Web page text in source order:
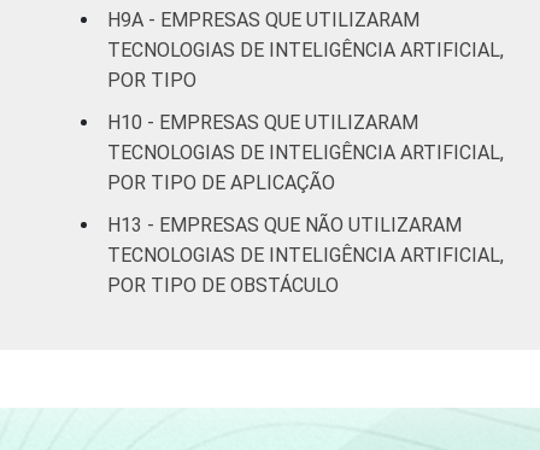
Estudos para o Desenvolvimento da
Sociedade da Informação (Cetic.br),
Pesquisa sobre o uso das tecnologias de
brasileiras - TIC Empresas 2023.
¹Este indicador foi coletado somente entre
as empresas que possuem área ou
departamento de TI. Para fins de divulgação,
são apresentados os resultados pelo total
de empresas.
H9A - EMPRESAS QUE UTILIZARAM
TECNOLOGIAS DE INTELIGÊNCIA ARTIFICIAL,
POR TIPO
H10 - EMPRESAS QUE UTILIZARAM
TECNOLOGIAS DE INTELIGÊNCIA ARTIFICIAL,
POR TIPO DE APLICAÇÃO
H13 - EMPRESAS QUE NÃO UTILIZARAM
TECNOLOGIAS DE INTELIGÊNCIA ARTIFICIAL,
POR TIPO DE OBSTÁCULO